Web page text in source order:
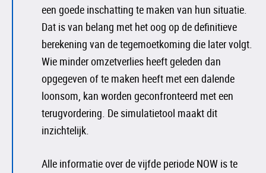
een goede inschatting te maken van hun situatie.
Dat is van belang met het oog op de definitieve
berekening van de tegemoetkoming die later volgt.
Wie minder omzetverlies heeft geleden dan
opgegeven of te maken heeft met een dalende
loonsom, kan worden geconfronteerd met een
terugvordering. De simulatietool maakt dit
inzichtelijk.
Alle informatie over de vijfde periode NOW is te